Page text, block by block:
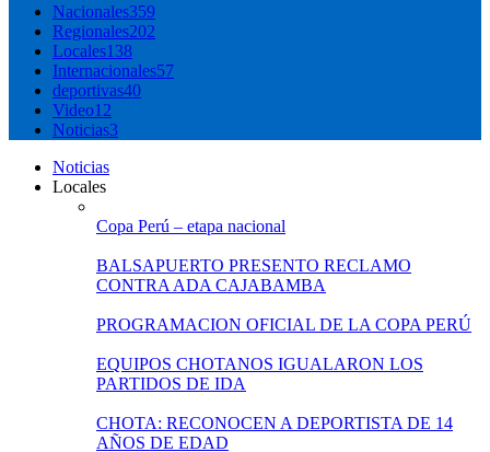
Nacionales359
Regionales202
Locales138
Internacionales57
deportivas40
Video12
Noticias3
Noticias
Locales
Copa Perú – etapa nacional
BALSAPUERTO PRESENTO RECLAMO
CONTRA ADA CAJABAMBA
PROGRAMACION OFICIAL DE LA COPA PERÚ
EQUIPOS CHOTANOS IGUALARON LOS
PARTIDOS DE IDA
CHOTA: RECONOCEN A DEPORTISTA DE 14
AÑOS DE EDAD